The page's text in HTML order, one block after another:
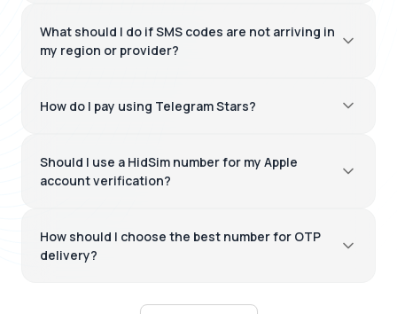
What should I do if SMS codes are not arriving in
my region or provider?
How do I pay using Telegram Stars?
Should I use a HidSim number for my Apple
account verification?
How should I choose the best number for OTP
delivery?
Price High